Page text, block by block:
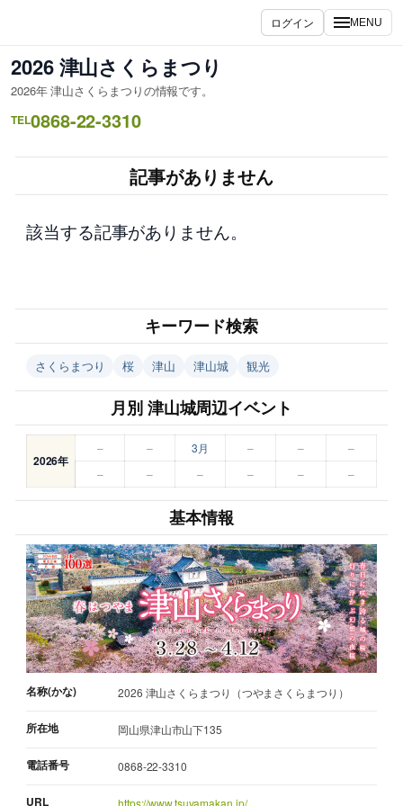
を
ス
キ
ッ
ログイン MENU
2026 津山さくらまつり
2026年 津山さくらまつりの情報です。
TEL0868-22-3310
記事がありません
該当する記事がありません。
キーワード検索
さくらまつり 桜 津山 津山城 観光
月別 津山城周辺イベント
2026年
– – 3月 – –
–
–
– – – – –
基本情報
名称(かな) 2026 津山さくらまつり（つやまさくらまつり）
所在地 岡山県津山市山下135
電話番号 0868-22-3310
URL https://www.tsuyamakan.jp/